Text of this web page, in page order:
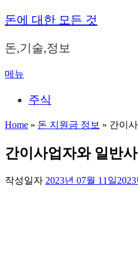
내
으
로
로
돈에 대한 모든 것
돈,기술,정보
메뉴
주식
Home » 돈 지원금 정보 » 간이
간이사업자와 일반
작성일자 2023년 07월 11일